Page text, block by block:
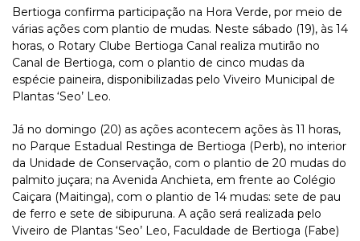
Bertioga confirma participação na Hora Verde, por meio de
várias ações com plantio de mudas. Neste sábado (19), às 14
horas, o Rotary Clube Bertioga Canal realiza mutirão no
Canal de Bertioga, com o plantio de cinco mudas da
espécie paineira, disponibilizadas pelo Viveiro Municipal de
Plantas ‘Seo’ Leo.
Já no domingo (20) as ações acontecem ações às 11 horas,
no Parque Estadual Restinga de Bertioga (Perb), no interior
da Unidade de Conservação, com o plantio de 20 mudas do
palmito juçara; na Avenida Anchieta, em frente ao Colégio
Caiçara (Maitinga), com o plantio de 14 mudas: sete de pau
de ferro e sete de sibipuruna. A ação será realizada pelo
Viveiro de Plantas ‘Seo’ Leo, Faculdade de Bertioga (Fabe)